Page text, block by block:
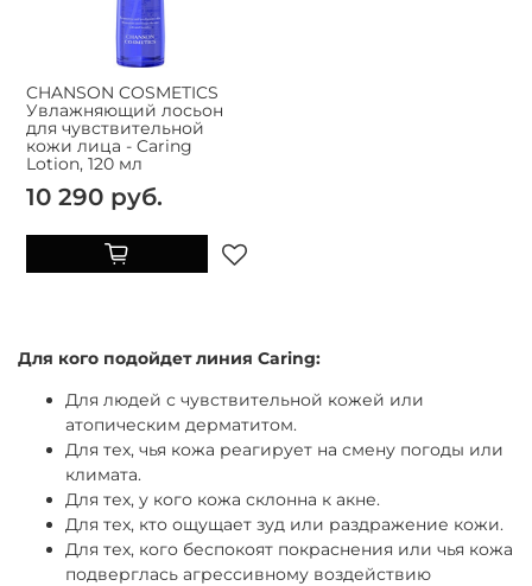
CHANSON COSMETICS
Увлажняющий лосьон
для чувствительной
кожи лица - Caring
Lotion, 120 мл
10 290 руб.
Для кого подойдет линия Caring:
Для людей с чувствительной кожей или
атопическим дерматитом.
Для тех, чья кожа реагирует на смену погоды или
климата.
Для тех, у кого кожа склонна к акне.
Для тех, кто ощущает зуд или раздражение кожи.
Для тех, кого беспокоят покраснения или чья кожа
подверглась агрессивному воздействию